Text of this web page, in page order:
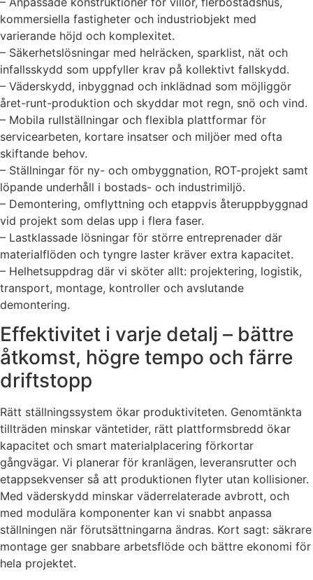
kommersiella fastigheter och industriobjekt med
varierande höjd och komplexitet.
– Säkerhetslösningar med helräcken, sparklist, nät och
infallsskydd som uppfyller krav på kollektivt fallskydd.
– Väderskydd, inbyggnad och inklädnad som möjliggör
året-runt-produktion och skyddar mot regn, snö och vind.
– Mobila rullställningar och flexibla plattformar för
servicearbeten, kortare insatser och miljöer med ofta
skiftande behov.
– Ställningar för ny- och ombyggnation, ROT-projekt samt
löpande underhåll i bostads- och industrimiljö.
– Demontering, omflyttning och etappvis återuppbyggnad
vid projekt som delas upp i flera faser.
– Lastklassade lösningar för större entreprenader där
materialflöden och tyngre laster kräver extra kapacitet.
– Helhetsuppdrag där vi sköter allt: projektering, logistik,
transport, montage, kontroller och avslutande
demontering.
Effektivitet i varje detalj – bättre
åtkomst, högre tempo och färre
driftstopp
Rätt ställningssystem ökar produktiviteten. Genomtänkta
tillträden minskar väntetider, rätt plattformsbredd ökar
kapacitet och smart materialplacering förkortar
gångvägar. Vi planerar för kranlägen, leveransrutter och
etappsekvenser så att produktionen flyter utan kollisioner.
Med väderskydd minskar väderrelaterade avbrott, och
med modulära komponenter kan vi snabbt anpassa
ställningen när förutsättningarna ändras. Kort sagt: säkrare
montage ger snabbare arbetsflöde och bättre ekonomi för
hela projektet.